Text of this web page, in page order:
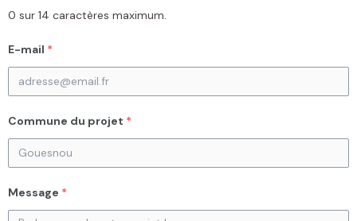
0 sur 14 caractères maximum.
E-mail *
Commune du projet *
Message *